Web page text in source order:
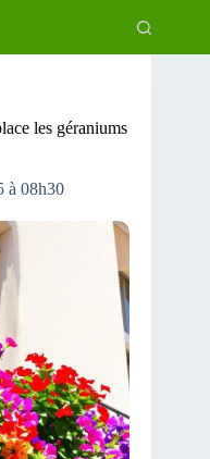
les géraniums
à 08h30